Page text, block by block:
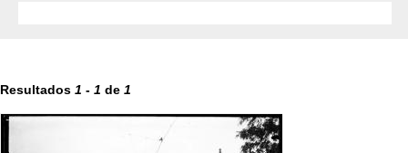
Resultados 1 - 1 de 1